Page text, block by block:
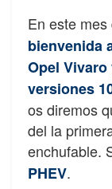
En este
bienvenida
Opel
versiones
os diremos
del la
enchufable.
PHEV.